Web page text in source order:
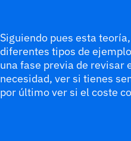
Siguiendo pues esta
diferentes tipos de
una fase previa de revisar
necesidad, ver si tienes
por último ver si el coste